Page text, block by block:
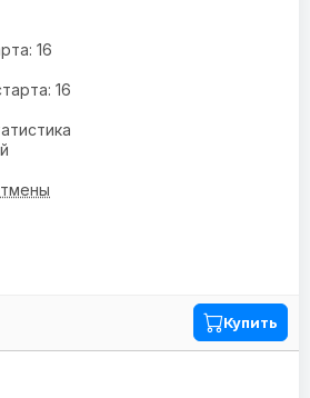
16
16
Купить